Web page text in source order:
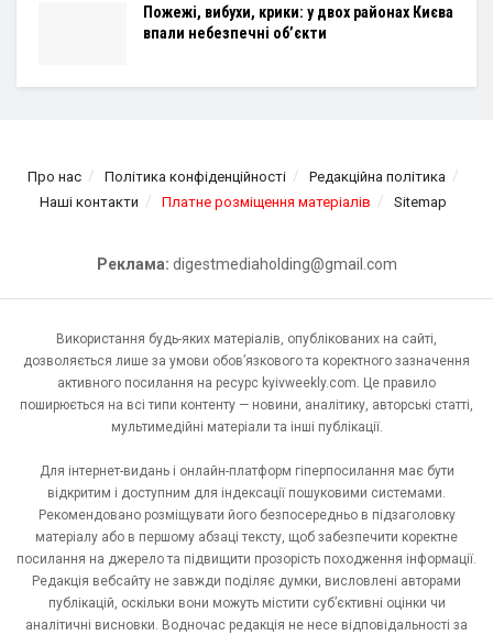
Пожежі, вибухи, крики: у двох районах Києва
впали небезпечні об’єкти
Про нас Політика конфіденційності
Редакційна політика
Наші контакти
Платне розміщення матеріалів Sitemap
Реклама: digestmediaholding@gmail.com
Використання будь-яких матеріалів, опублікованих на сайті,
дозволяється лише за умови обов’язкового та коректного зазначення
активного посилання на ресурс kyivweekly.com. Це правило
поширюється на всі типи контенту — новини, аналітику, авторські статті,
мультимедійні матеріали та інші публікації.
Для інтернет-видань і онлайн-платформ гіперпосилання має бути
відкритим і доступним для індексації пошуковими системами.
Рекомендовано розміщувати його безпосередньо в підзаголовку
матеріалу або в першому абзаці тексту, щоб забезпечити коректне
посилання на джерело та підвищити прозорість походження інформації.
Редакція вебсайту не завжди поділяє думки, висловлені авторами
публікацій, оскільки вони можуть містити суб’єктивні оцінки чи
аналітичні висновки. Водночас редакція не несе відповідальності за